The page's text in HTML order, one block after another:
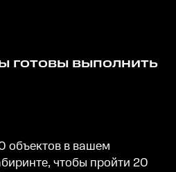
объектов в вашем
чтобы пройти 20